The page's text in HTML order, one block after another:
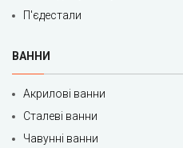
П'єдестали
ВАННИ
Акрилові ванни
Сталеві ванни
Чавунні ванни